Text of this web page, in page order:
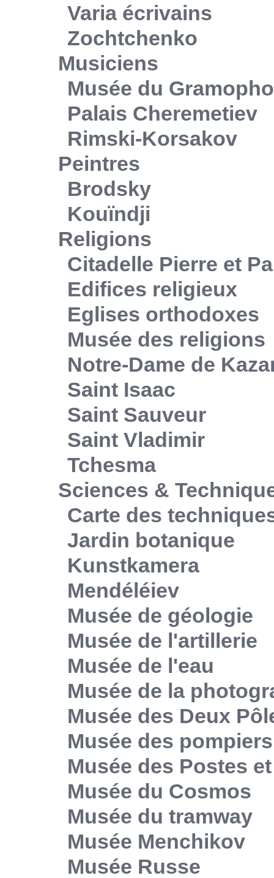
Varia écrivains
Zochtchenko
Musiciens
Musée du
Palais Cheremetiev
Rimski-Korsakov
Peintres
Brodsky
Kouïndji
Religions
Citadelle Pierre et
Edifices religieux
Eglises orthodoxes
Musée des religions
Notre-Dame de
Saint Isaac
Saint Sauveur
Saint Vladimir
Tchesma
Sciences &
Carte des
Jardin botanique
Kunstkamera
Mendéléiev
Musée de géologie
Musée de l'artillerie
Musée de l'eau
Musée de la
Musée des Deux
Musée des pompiers
Musée des Postes
Musée du Cosmos
Musée du tramway
Musée Menchikov
Musée Russe